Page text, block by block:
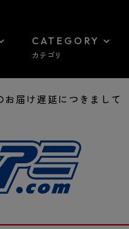
CATEGORY
カテゴリ
届け遅延につきまして